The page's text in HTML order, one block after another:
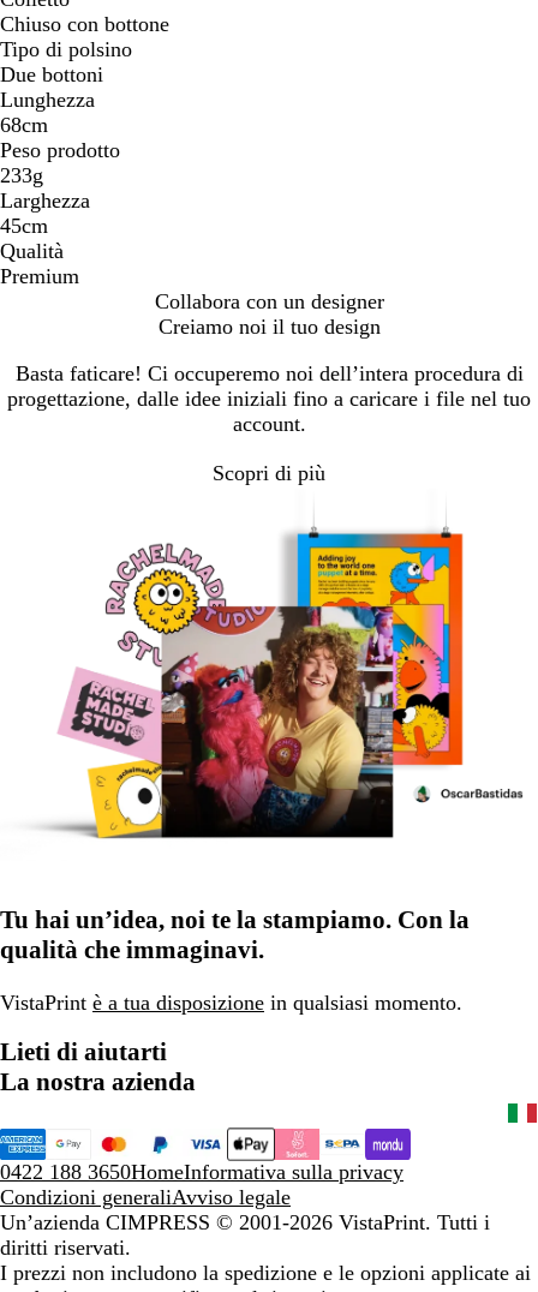
Chiuso con bottone
Tipo di polsino
Due bottoni
Lunghezza
68cm
Peso prodotto
233g
Larghezza
45cm
Qualità
Premium
Collabora con un designer
Creiamo noi il tuo design
Basta faticare! Ci occuperemo noi dell’intera procedura di
progettazione, dalle idee iniziali fino a caricare i file nel tuo
account.
Scopri di più
Tu hai un’idea, noi te la stampiamo. Con la
qualità che immaginavi.
VistaPrint è a tua disposizione in qualsiasi momento.
Lieti di aiutarti
La nostra azienda
0422 188 3650HomeInformativa sulla privacy
Condizioni generaliAvviso legale
Un’azienda CIMPRESS © 2001-2026 VistaPrint. Tutti i
diritti riservati.
I prezzi non includono la spedizione e le opzioni applicate ai